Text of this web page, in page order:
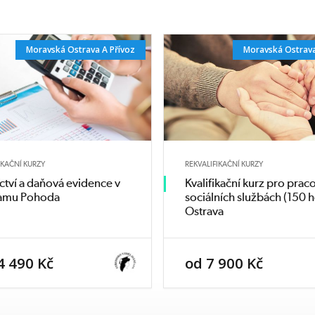
aktivity a
Moravská Ostrava A Přívoz
KURZY
a daňová evidence v
Pohoda
490 Kč
Moravská
REKVALIFIKAČNÍ KURZY
Kvalifikační kurz pro
sociálních službách (150
Ostrava
od 7 900 Kč